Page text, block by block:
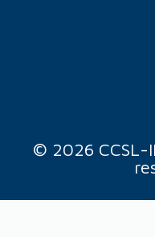
© 2026 CCSL-